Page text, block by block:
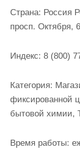
Страна: Россия
просп. Октября,
Индекс: 8 (800)
Категория:
фиксированной
бытовой химии,
Время работы: